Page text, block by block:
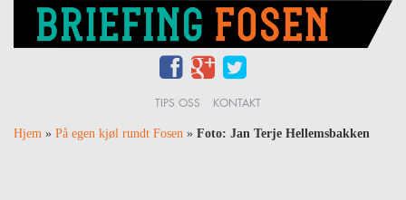
TIPS OSS KONTAKT
Hjem » På egen kjøl rundt Fosen » Foto: Jan Terje Hellemsbakken